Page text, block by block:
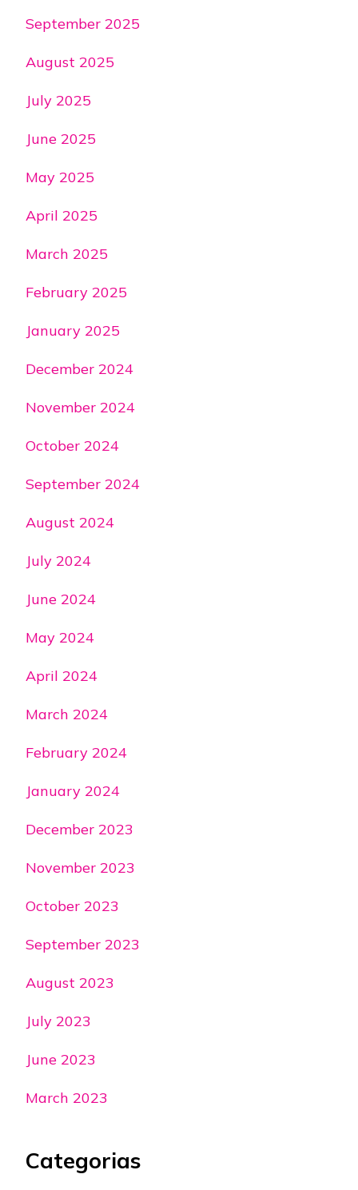
September 2025
August 2025
July 2025
June 2025
May 2025
April 2025
March 2025
February 2025
January 2025
December 2024
November 2024
October 2024
September 2024
August 2024
July 2024
June 2024
May 2024
April 2024
March 2024
February 2024
January 2024
December 2023
November 2023
October 2023
September 2023
August 2023
July 2023
June 2023
March 2023
Categorias